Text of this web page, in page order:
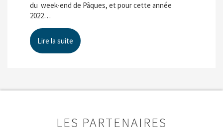
du week-end de Pâques, et pour cette année
2022…
Lire la suite
LES PARTENAIRES